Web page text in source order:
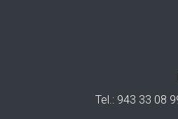
Tel.: 943 33 08